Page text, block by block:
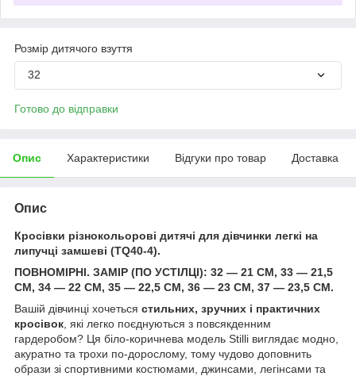
Розмір дитячого взуття
32
Готово до відправки
Опис Характеристики Відгуки про товар Доставка
Опис
Кросівки різнокольорові дитячі для дівчинки легкі на
липучці замшеві (TQ40-4).
ПОВНОМІРНІ. ЗАМІР (ПО УСТІЛЦІ): 32 — 21 СМ, 33 — 21,5
СМ, 34 — 22 СМ, 35 — 22,5 СМ, 36 — 23 СМ, 37 — 23,5 СМ.
Вашій дівчинці хочеться стильних, зручних і практичних
кросівок , які легко поєднуються з повсякденним
гардеробом? Ця біло-коричнева модель Stilli виглядає модно,
акуратно та трохи по-дорослому, тому чудово доповнить
образи зі спортивними костюмами, джинсами, легінсами та